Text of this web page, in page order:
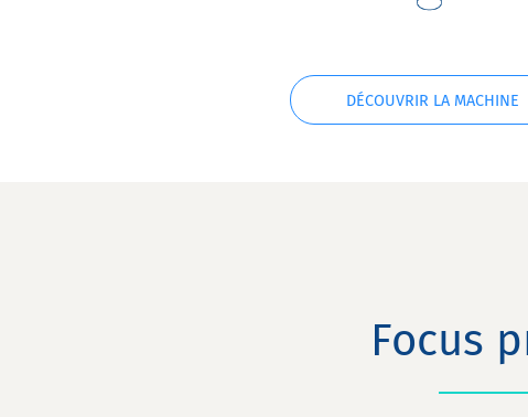
DÉCOUVRIR LA MACHINE
Focus